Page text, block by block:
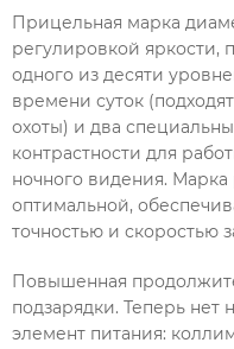
Прицельная марка
регулировкой
одного из десяти
времени суток
охоты) и два
контрастности для
ночного видения.
оптимальной,
точностью и скоростью
Повышенная
подзарядки. Теперь нет
элемент питания: